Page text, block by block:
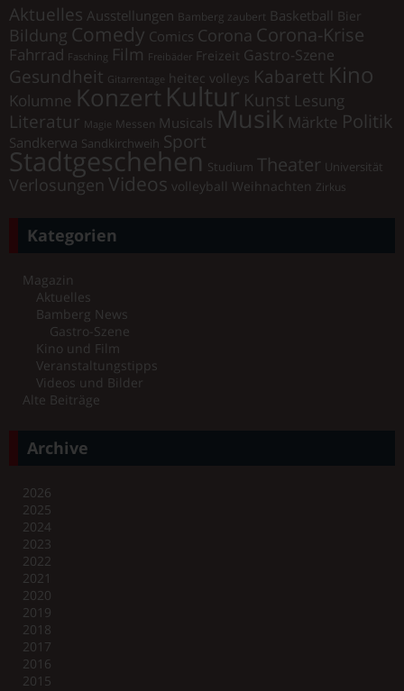
Aktuelles Ausstellungen Bamberg zaubert Basketball Bier
Bildung Comedy Comics Corona Corona-Krise
Fahrrad Fasching Film Freibäder Freizeit Gastro-Szene
Gesundheit Gitarrentage heitec volleys Kabarett Kino
Kolumne Konzert Kultur Kunst Lesung
Literatur Magie Messen Musicals Musik Märkte Politik
Sandkerwa Sandkirchweih Sport
Stadtgeschehen Studium Theater Universität
Verlosungen Videos volleyball Weihnachten Zirkus
Kategorien
Magazin
Aktuelles
Bamberg News
Gastro-Szene
Kino und Film
Veranstaltungstipps
Videos und Bilder
Alte Beiträge
Archive
2026
2025
2024
2023
2022
2021
2020
2019
2018
2017
2016
2015